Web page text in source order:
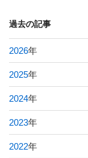
過去の記事
2026年
2025年
2024年
2023年
2022年